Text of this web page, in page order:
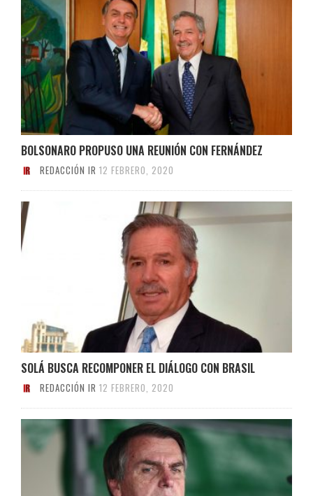
BOLSONARO PROPUSO UNA REUNIÓN CON FERNÁNDEZ
REDACCIÓN IR 12 FEBRERO, 2020
SOLÁ BUSCA RECOMPONER EL DIÁLOGO CON BRASIL
REDACCIÓN IR 12 FEBRERO, 2020